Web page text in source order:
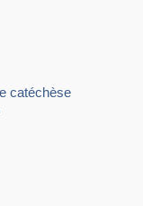
catéchèse